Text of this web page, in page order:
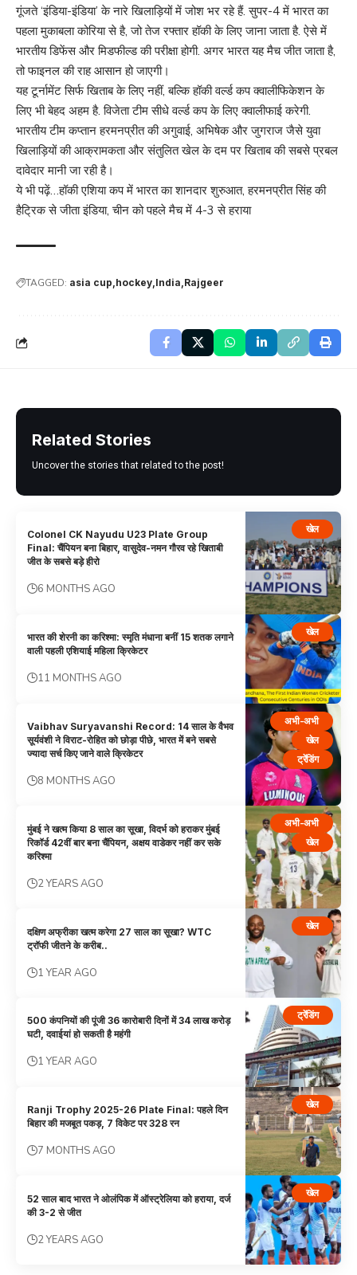
गूंजते ‘इंडिया-इंडिया’ के नारे खिलाड़ियों में जोश भर रहे हैं. सुपर-4 में भारत का
पहला मुकाबला कोरिया से है, जो तेज रफ्तार हॉकी के लिए जाना जाता है. ऐसे में
भारतीय डिफेंस और मिडफील्ड की परीक्षा होगी. अगर भारत यह मैच जीत जाता है,
तो फाइनल की राह आसान हो जाएगी।
यह टूर्नामेंट सिर्फ खिताब के लिए नहीं, बल्कि हॉकी वर्ल्ड कप क्वालीफिकेशन के
लिए भी बेहद अहम है. विजेता टीम सीधे वर्ल्ड कप के लिए क्वालीफाई करेगी.
भारतीय टीम कप्तान हरमनप्रीत की अगुवाई, अभिषेक और जुगराज जैसे युवा
खिलाड़ियों की आक्रामकता और संतुलित खेल के दम पर खिताब की सबसे प्रबल
दावेदार मानी जा रही है।
ये भी पढ़ें…हॉकी एशिया कप में भारत का शानदार शुरुआत, हरमनप्रीत सिंह की
हैट्रिक से जीता इंडिया, चीन को पहले मैच में 4-3 से हराया
TAGGED: asia cup hockey India Rajgeer
Related Stories
Uncover the stories that related to the post!
खेल
Colonel CK Nayudu U23 Plate Group
Final: चैंपियन बना बिहार, वासुदेव-नमन गौरव रहे खिताबी
जीत के सबसे बड़े हीरो
6 MONTHS AGO
खेल
भारत की शेरनी का करिश्मा: स्मृति मंधाना बनीं 15 शतक लगाने
वाली पहली एशियाई महिला क्रिकेटर
11 MONTHS AGO
अभी-अभी
खेल
ट्रेंडिंग
Vaibhav Suryavanshi Record: 14 साल के वैभव
सूर्यवंशी ने विराट-रोहित को छोड़ा पीछे, भारत में बने सबसे
ज्यादा सर्च किए जाने वाले क्रिकेटर
8 MONTHS AGO
अभी-अभी
खेल
मुंबई ने खत्म किया 8 साल का सूखा, विदर्भ को हराकर मुंबई
रिकॉर्ड 42वीं बार बना चैंपियन, अक्षय वाडेकर नहीं कर सके
करिश्मा
2 YEARS AGO
खेल
दक्षिण अफ्रीका खत्म करेगा 27 साल का सूखा? WTC
ट्रॉफी जीतने के करीब..
1 YEAR AGO
ट्रेंडिंग
500 कंपनियों की पूंजी 36 कारोबारी दिनों में 34 लाख करोड़
घटी, दवाईयां हो सकती है महंगी
1 YEAR AGO
खेल
Ranji Trophy 2025-26 Plate Final: पहले दिन
बिहार की मजबूत पकड़, 7 विकेट पर 328 रन
7 MONTHS AGO
खेल
52 साल बाद भारत ने ओलंपिक में ऑस्ट्रेलिया को हराया, दर्ज
की 3-2 से जीत
2 YEARS AGO